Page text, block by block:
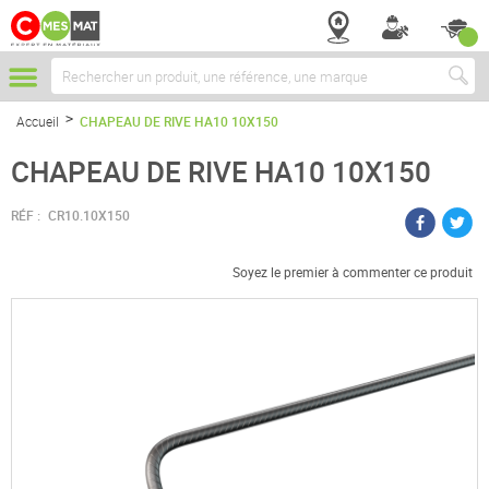
Chercher
Accueil CHAPEAU DE RIVE HA10 10X150
CHAPEAU DE RIVE HA10 10X150
RÉF : CR10.10X150
Soyez le premier à commenter ce produit
Passer